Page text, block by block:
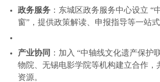
政务服务 ：东城区政务服务中心设立 “
窗”，提供政策解读、申报指导等一站式
产业协同 ：加入 “中轴线文化遗产保护
物院、无锡电影学院等机构建立合作，
资源。